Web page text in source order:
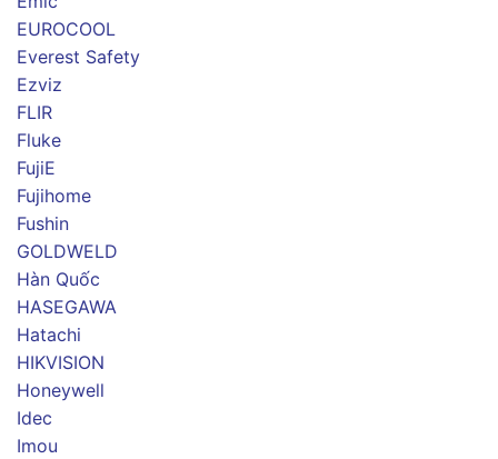
EUROCOOL
Everest Safety
Ezviz
FLIR
Fluke
FujiE
Fujihome
Fushin
GOLDWELD
Hàn Quốc
HASEGAWA
Hatachi
HIKVISION
Honeywell
Idec
Imou